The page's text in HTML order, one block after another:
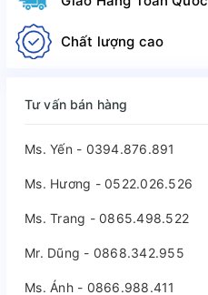
Chất lượng cao
Tư vấn bán hàng
Ms. Yến - 0394.876.891
Ms. Hương - 0522.026.526
Ms. Trang - 0865.498.522
Mr. Dũng - 0868.342.955
Ms. Ánh - 0866.988.411